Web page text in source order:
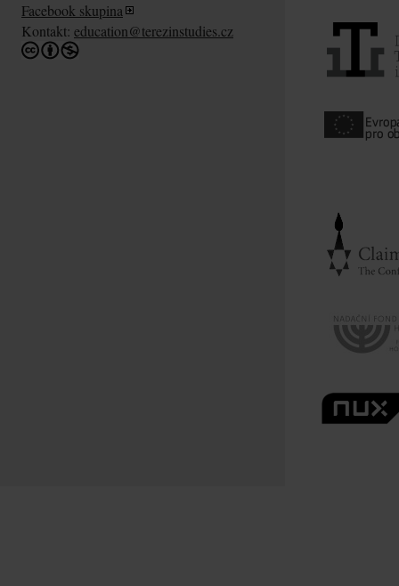
Facebook skupina
Kontakt: education@terezinstudies.cz